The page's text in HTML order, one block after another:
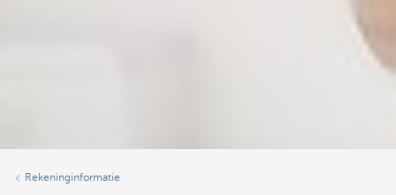
Rekeninginformatie